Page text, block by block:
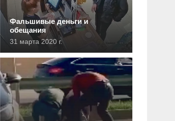
Фальшивые деньги и
обещания
31 марта 2020 г.